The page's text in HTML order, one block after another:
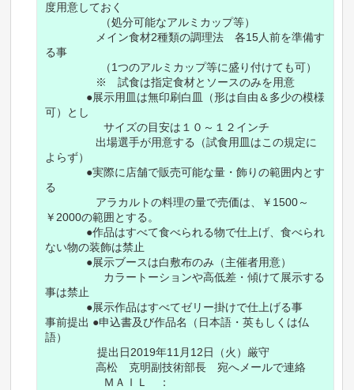
度用意しておく
（処分可能なアルミカップ等）
メイン食材2種類の調理法 各15人前を準備す
る事
（1つのアルミカップ等に盛り付けても可）
※ 試食は指定食材とソースのみを用意
●展示用皿は無印刷白皿（形は自由＆多少の模様
可）とし
サイズの目安は１０～１２インチ
出場選手が用意する（試食用皿はこの規定に
よらず）
●実際に店舗で販売可能な量・飾りの範囲内とす
る
アラカルトの料理の量で売価は、￥1500～
￥2000の範囲とする。
●作品はすべて食べられる物で仕上げ、食べられ
ない物の装飾は禁止
●展示ブースは白敷布のみ（主催者用意）
カラートーションや高低差・傾けて展示する
事は禁止
●展示作品はすべてゼリー掛けで仕上げる事
事前提出 ●申込書及び作品名（日本語・英もしくは仏
語）
提出日2019年11月12日（火）厳守
高松 克明副技術部長 宛へメールで連絡
ＭＡＩＬ ：